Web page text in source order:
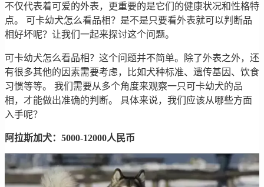
不仅代表着可爱的外表，更重要的是它们的健康状况和性格特
点。 可卡幼犬怎么看品相？是不是只要看外表就可以判断品
相好坏呢？让我们一起来探讨这个问题。
可卡幼犬怎么看品相？这个问题并不简单。除了外表之外，还
有很多其他的因素需要考虑，比如犬种标准、遗传基因、饮食
习惯等等。 我们需要从多个角度来观察一只可卡幼犬的品
相，才能做出准确的判断。 具体来说，我们应该从哪些方面
入手呢？
阿拉斯加犬：5000-12000人民币